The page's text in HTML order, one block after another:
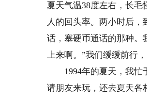
夏天气温38度左右，长
人的回头率。两小时后
话，塞硬币通话的那种。
上来啊。”我们缓缓前行
1994年的夏天，我忙于
请朋友来玩，还去夏天各